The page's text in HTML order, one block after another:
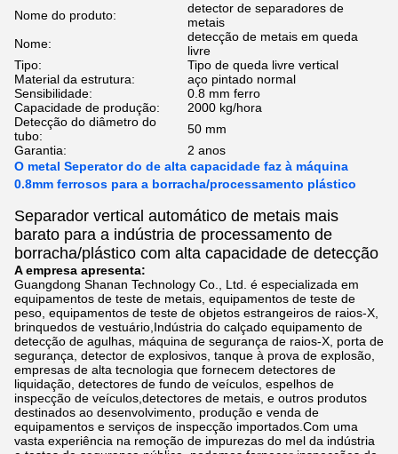
Nome do produto:
detector de separadores de
metais
Nome:
detecção de metais em queda
livre
Tipo:
Tipo de queda livre vertical
Material da estrutura:
aço pintado normal
Sensibilidade:
0.8 mm ferro
Capacidade de produção:
2000 kg/hora
Detecção do diâmetro do
tubo:
50 mm
Garantia:
2 anos
O metal Seperator do de alta capacidade faz à máquina
0.8mm ferrosos para a borracha/processamento plástico
Separador vertical automático de metais mais
barato para a indústria de processamento de
borracha/plástico com alta capacidade de detecção
A empresa apresenta:
Guangdong Shanan Technology Co., Ltd. é especializada em
equipamentos de teste de metais, equipamentos de teste de
peso, equipamentos de teste de objetos estrangeiros de raios-X,
brinquedos de vestuário,Indústria do calçado equipamento de
detecção de agulhas, máquina de segurança de raios-X, porta de
segurança, detector de explosivos, tanque à prova de explosão,
empresas de alta tecnologia que fornecem detectores de
liquidação, detectores de fundo de veículos, espelhos de
inspecção de veículos,detectores de metais, e outros produtos
destinados ao desenvolvimento, produção e venda de
equipamentos e serviços de inspecção importados.Com uma
vasta experiência na remoção de impurezas do mel da indústria